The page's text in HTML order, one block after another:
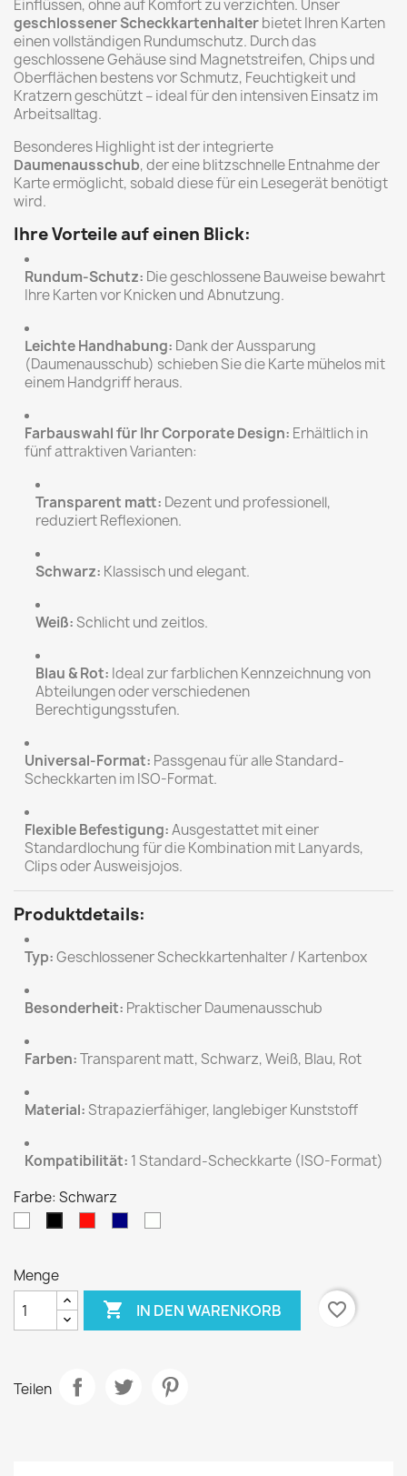
Einflüssen, ohne auf Komfort zu verzichten. Unser
geschlossener Scheckkartenhalterbietet Ihren Karten
einen vollständigen Rundumschutz. Durch das
geschlossene Gehäuse sind Magnetstreifen, Chips und
Oberflächen bestens vor Schmutz, Feuchtigkeit und
Kratzern geschützt – ideal für den intensiven Einsatz im
Arbeitsalltag.
Besonderes Highlight ist der integrierte
Daumenausschub, der eine blitzschnelle Entnahme der
Karte ermöglicht, sobald diese für ein Lesegerät benötigt
wird.
Ihre Vorteile auf einen Blick:
Rundum-Schutz: Die geschlossene Bauweise bewahrt
Ihre Karten vor Knicken und Abnutzung.
Leichte Handhabung: Dank der Aussparung
(Daumenausschub) schieben Sie die Karte mühelos mit
einem Handgriff heraus.
Farbauswahl für Ihr Corporate Design: Erhältlich in
fünf attraktiven Varianten:
Transparent matt: Dezent und professionell,
reduziert Reflexionen.
Schwarz: Klassisch und elegant.
Weiß:Schlicht und zeitlos.
Blau & Rot: Ideal zur farblichen Kennzeichnung von
Abteilungen oder verschiedenen
Berechtigungsstufen.
Universal-Format: Passgenau für alle Standard-
Scheckkarten im ISO-Format.
Flexible Befestigung:Ausgestattet mit einer
Standardlochung für die Kombination mit Lanyards,
Clips oder Ausweisjojos.
Produktdetails:
Typ:Geschlossener Scheckkartenhalter / Kartenbox
Besonderheit: Praktischer Daumenausschub
Farben:Transparent matt, Schwarz, Weiß, Blau, Rot
Material:Strapazierfähiger, langlebiger Kunststoff
Kompatibilität: 1 Standard-Scheckkarte (ISO-Format)
Farbe: Schwarz
Menge
 IN DEN WARENKORB favorite_border
Teilen